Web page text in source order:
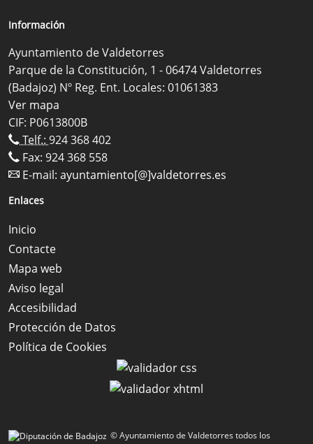
Información
Ayuntamiento de Valdetorres
Parque de la Constitución, 1 - 06474 Valdetorres
(Badajoz) Nº Reg. Ent. Locales: 01061383
Ver mapa
CIF: P0613800B
Telf.: 924 368 402
Fax: 924 368 558
E-mail: ayuntamiento[@]valdetorres.es
Enlaces
Inicio
Contacte
Mapa web
Aviso legal
Accesibilidad
Protección de Datos
Política de Cookies
© Ayuntamiento de Valdetorres todos los